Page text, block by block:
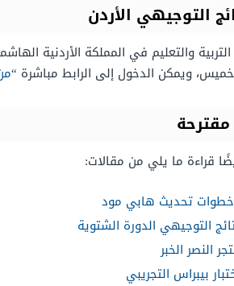
التوجيهي الأردن
والتعليم في المملكة الأردنية
ويمكن الدخول إلى الرابط مباشرة “
قراءة ما يلي من مقالات:
تحديث هابي مود
التوجيهي الدورة الشتوية
النصر الخبر
بيبراس التجريبي